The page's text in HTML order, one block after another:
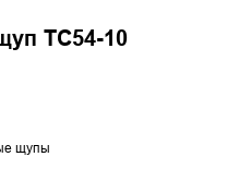
TC54-10
щупы